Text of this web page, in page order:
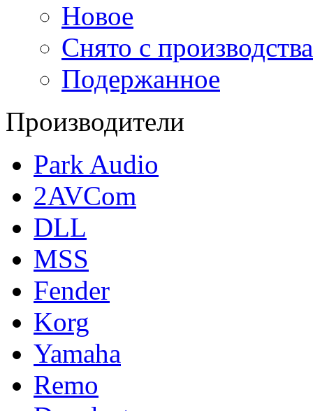
Новое
Снято с производства
Подержанное
Производители
Park Audio
2AVCom
DLL
MSS
Fender
Korg
Yamaha
Remo